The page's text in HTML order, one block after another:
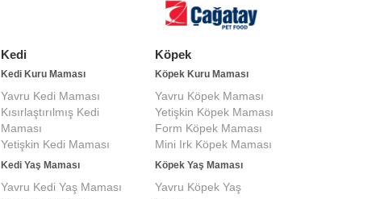
Kedi
Kedi Kuru Maması
Yavru Kedi Maması
Kısırlaştırılmış Kedi
Maması
Yetişkin Kedi Maması
Kedi Yaş Maması
Yavru Kedi Yaş Maması
Köpek
Köpek Kuru Maması
Yavru Köpek Maması
Yetişkin Köpek Maması
Form Köpek Maması
Mini Irk Köpek Maması
Köpek Yaş Maması
Yavru Köpek Yaş